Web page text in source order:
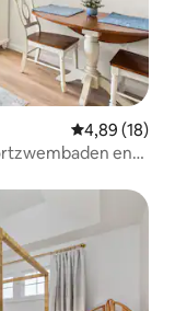
Gemiddelde
4,89 (18)
en